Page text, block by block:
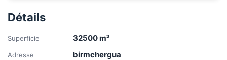
Détails
Superficie 32500m²
Adresse birmchergua